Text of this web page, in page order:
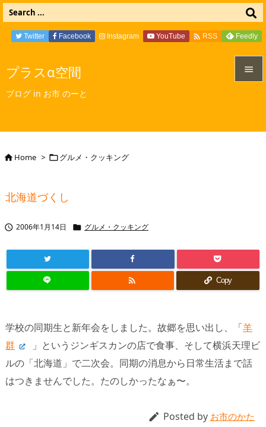
プラスα空間
ブログ in お市 のーと

Twitter Facebook Instagram YouTube  RSS Feedly
Home > グルメ・クッキング
北海道づくし
 2006年1月14日  グルメ・クッキング
 Copy
学校の同期生と新年会をしました。故郷を思い出し、「羊
群
」というジンギスカンの店で食事、そして横浜天理ビ
ルの「北海道」で二次会。同期の消息から日常生活まで話
はつきませんでした。たのしかったなぁ〜。
 Posted by お市のかた